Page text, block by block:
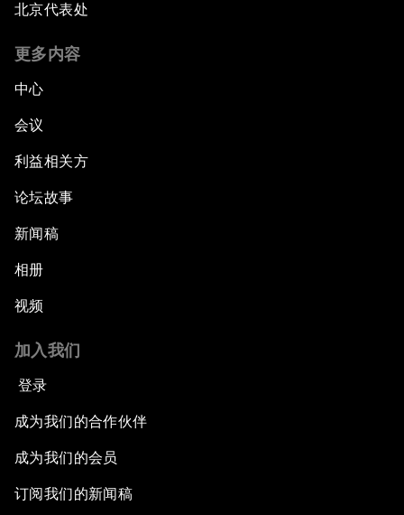
北京代表处
更多内容
中心
会议
利益相关方
论坛故事
新闻稿
相册
视频
加入我们
登录
成为我们的合作伙伴
成为我们的会员
订阅我们的新闻稿